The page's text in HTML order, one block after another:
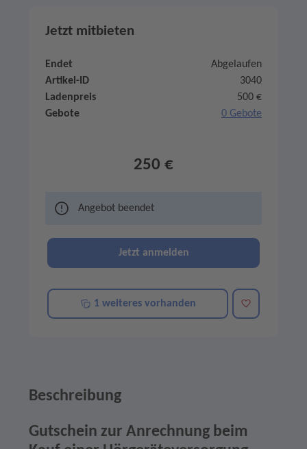
Jetzt mitbieten
Endet
Abgelaufen
Artikel-ID
3040
Ladenpreis
500 €
Gebote
0 Gebote
250 €
Angebot beendet
Jetzt anmelden
1 weiteres vorhanden Merken
Beschreibung
Gutschein zur Anrechnung beim